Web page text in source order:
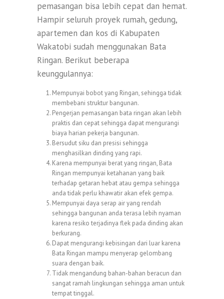
pemasangan bisa lebih cepat dan hemat.
Hampir seluruh proyek rumah, gedung,
apartemen dan kos di Kabupaten
Wakatobi sudah menggunakan Bata
Ringan. Berikut beberapa
keunggulannya:
Mempunyai bobot yang Ringan, sehingga tidak
membebani struktur bangunan.
Pengerjan pemasangan bata ringan akan lebih
praktis dan cepat sehingga dapat mengurangi
biaya harian pekerja bangunan.
Bersudut siku dan presisi sehingga
menghasilkan dinding yang rapi.
Karena mempunyai berat yang ringan, Bata
Ringan mempunyai ketahanan yang baik
terhadap getaran hebat atau gempa sehingga
anda tidak perlu khawatir akan efek gempa.
Mempunyai daya serap air yang rendah
sehingga bangunan anda terasa lebih nyaman
karena resiko terjadinya flek pada dinding akan
berkurang.
Dapat mengurangi kebisingan dari luar karena
Bata Ringan mampu menyerap gelombang
suara dengan baik.
Tidak mengandung bahan-bahan beracun dan
sangat ramah lingkungan sehingga aman untuk
tempat tinggal.